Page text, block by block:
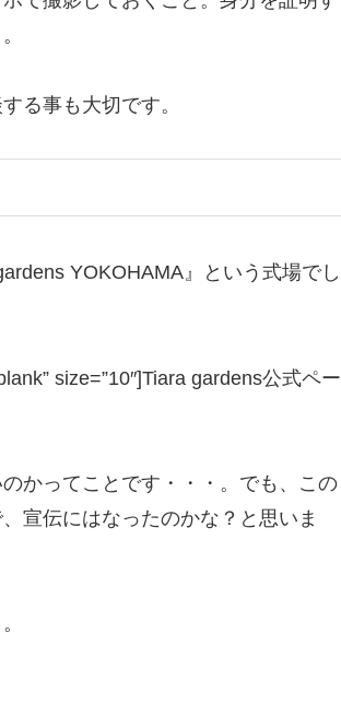
る事も大切です。
YOKOHAMA』という式場でし
size=”10″]Tiara gardens公式ペー
かってことです・・・。でも、この
宣伝にはなったのかな？と思いま